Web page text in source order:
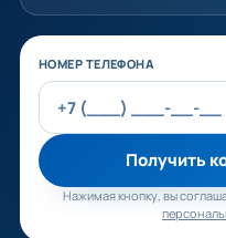
Не заполняйте это поле
НОМЕР ТЕЛЕФОНА
Получить
Нажимая кнопку, вы